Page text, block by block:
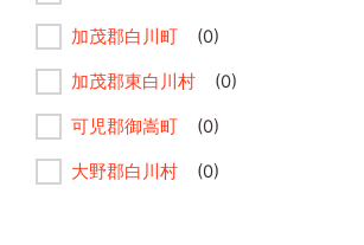
加茂郡白川町 (0)
加茂郡東白川村 (0)
可児郡御嵩町 (0)
大野郡白川村 (0)